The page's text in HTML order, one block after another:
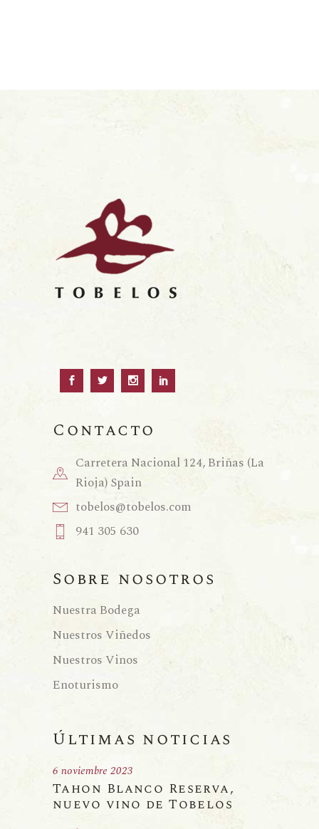
Contacto
Carretera Nacional 124, Briñas (La
Rioja) Spain
tobelos@tobelos.com
941 305 630
Sobre nosotros
Nuestra Bodega
Nuestros Viñedos
Nuestros Vinos
Enoturismo
Últimas noticias
Tahon Blanco Reserva,
nuevo vino de Tobelos
6 noviembre 2023